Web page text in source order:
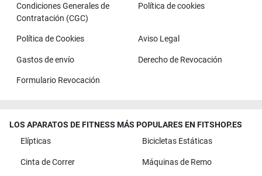
Condiciones Generales de
Contratación (CGC)
Política de cookies
Política de Cookies Aviso Legal
Gastos de envío Derecho de Revocación
Formulario Revocación
LOS APARATOS DE FITNESS MÁS POPULARES EN FITSHOP.ES
Elípticas
Bicicletas Estáticas
Cinta de Correr Máquinas de Remo